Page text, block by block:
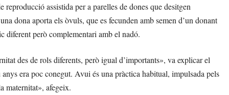
assistida per a parelles de dones que desitgen
dona aporta els òvuls, que es fecunden amb semen d’un donant
diferent però complementari amb el nadó.
des de rols diferents, però igual d’importants», va explicar el
era poc conegut. Avui és una pràctica habitual, impulsada pels
maternitat», afegeix.